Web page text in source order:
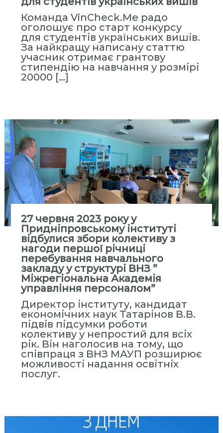
с
т
и
т
у
т
ж
е
г
і
о
н
а
ь
н
а
А
к
д
е
і
я
У
в
Команда VinCheck.Me радо
оголошує про старт конкурсу
для студентів українських вишів.
За найкращу написану статтю
учасник отримає грантову
стипендію на навчання у розмірі
20000 […]
27 червня 2023 року у
Придніпровському інституті
відбулися збори колективу з
нагоди першої річниці
перебування навчального
закладу у структурі ВНЗ ”
Міжрегіональна Академія
управління персоналом”
Директор інституту, кандидат
економічних наук Татарінов В.В.
підвів підсумки роботи
колективу у непростий для всіх
рік. Він наголосив на тому, що
співпраця з ВНЗ МАУП розширює
можливості надання освітніх
послуг.